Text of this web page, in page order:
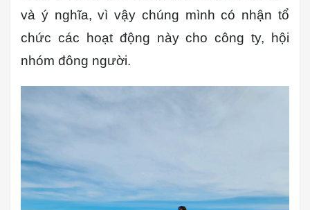
và ý nghĩa, vì vậy chúng mình có nhận tổ
chức các hoạt động này cho công ty, hội
nhóm đông người.